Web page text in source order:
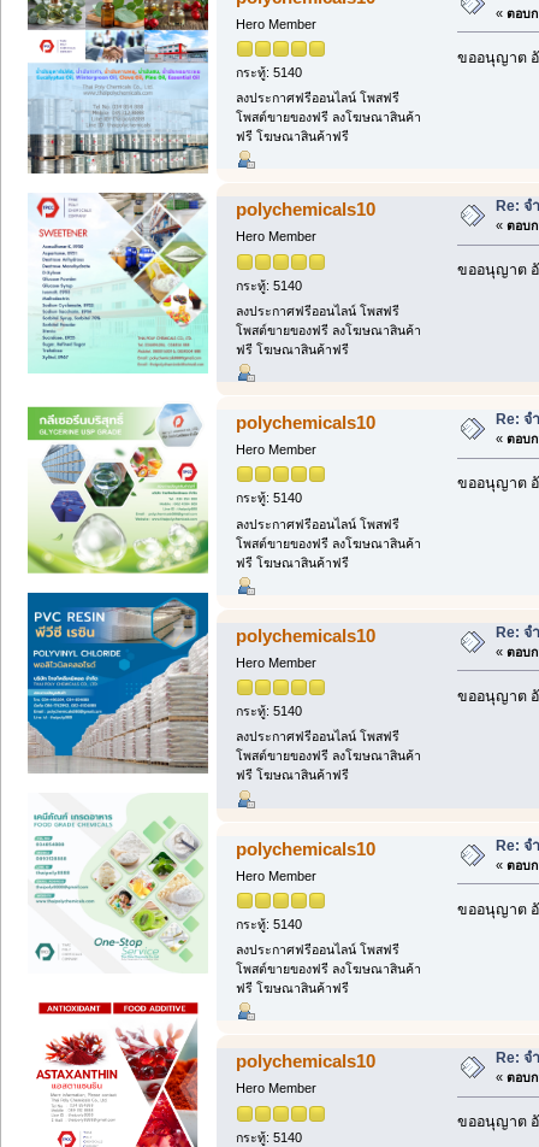
Hero Member
กระทู้: 5140
ลงประกาศฟรีออนไลน์ โพสฟรี
โพสต์ขายของฟรี ลงโฆษณาสินค้า
ฟรี โฆษณาสินค้าฟรี
« ตอบก
ขออนุญาต
polychemicals10
Hero Member
กระทู้: 5140
ลงประกาศฟรีออนไลน์ โพสฟรี
โพสต์ขายของฟรี ลงโฆษณาสินค้า
ฟรี โฆษณาสินค้าฟรี
Re: จ
« ตอบก
ขออนุญาต
polychemicals10
Hero Member
กระทู้: 5140
ลงประกาศฟรีออนไลน์ โพสฟรี
โพสต์ขายของฟรี ลงโฆษณาสินค้า
ฟรี โฆษณาสินค้าฟรี
Re: จ
« ตอบก
ขออนุญาต
polychemicals10
Hero Member
กระทู้: 5140
ลงประกาศฟรีออนไลน์ โพสฟรี
โพสต์ขายของฟรี ลงโฆษณาสินค้า
ฟรี โฆษณาสินค้าฟรี
Re: จ
« ตอบก
ขออนุญาต
polychemicals10
Hero Member
กระทู้: 5140
ลงประกาศฟรีออนไลน์ โพสฟรี
โพสต์ขายของฟรี ลงโฆษณาสินค้า
ฟรี โฆษณาสินค้าฟรี
Re: จ
« ตอบก
ขออนุญาต
polychemicals10
Hero Member
กระทู้: 5140
Re: จ
« ตอบก
ขออนุญาต